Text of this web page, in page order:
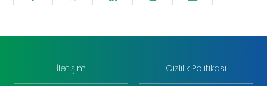
İletişim Gizlilik Politikası